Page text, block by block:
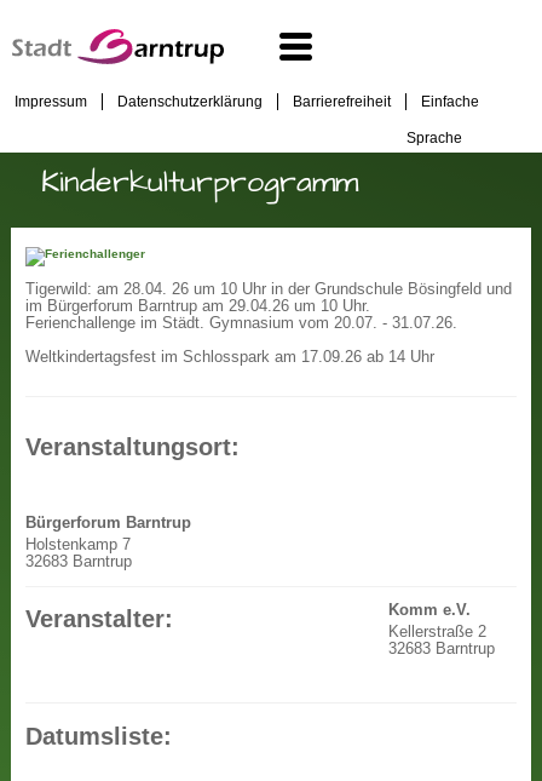
Impressum Datenschutzerklärung Barrierefreiheit Einfache
Sprache
Kinderkulturprogramm
Tigerwild: am 28.04. 26 um 10 Uhr in der Grundschule Bösingfeld und
im Bürgerforum Barntrup am 29.04.26 um 10 Uhr.
Ferienchallenge im Städt. Gymnasium vom 20.07. - 31.07.26.
Weltkindertagsfest im Schlosspark am 17.09.26 ab 14 Uhr
Veranstaltungsort:
Bürgerforum Barntrup
Holstenkamp 7
32683 Barntrup
Veranstalter:
Komm e.V.
Kellerstraße 2
32683 Barntrup
Datumsliste: